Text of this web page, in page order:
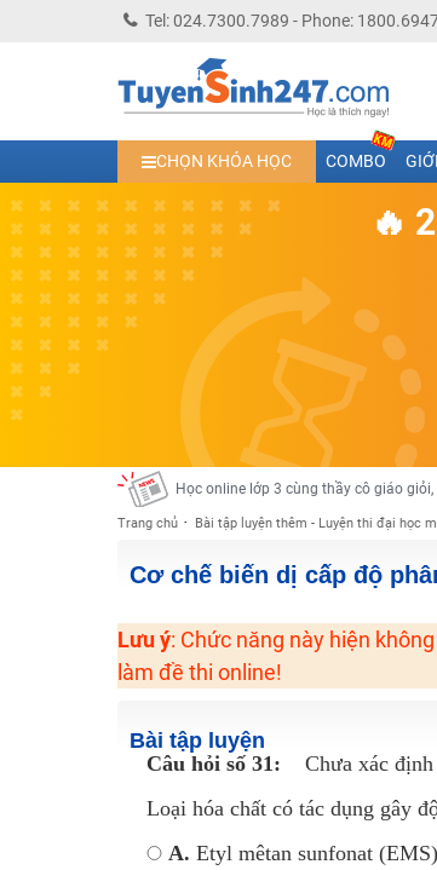
Tel: 024.7300.7989 - Phone:
CHỌN KHÓA HỌC COMBO
🔥
Học trực tuyến lớp 10 các môn Toán -
Học online trực tuyến cấp Tiểu học và
Học online lớp 5 cùng thầy cô giáo giỏi,
Học online lớp 7 cùng thầy cô giáo giỏi
Học online lớp 6 cùng thầy cô giỏi, nổi
Học online lớp 8 cùng thầy cô giáo giỏi
2K13! Bứt Phá Lớp 5 Năm Học 2023 -
Học online lớp 4 cùng thầy cô giáo giỏi,
Học online lớp 3 cùng thầy cô giáo giỏi,
Học online lớp 2 với thầy cô giáo giỏi,
2K6! Lộ Trình Sun 2024 - Ba bước
Khuyến Mãi Khoá Học 1K Chỉ Từ 11-
Đồng giá khóa học 499K - 399K (13/11-
Khai giảng khóa Ngữ văn 7 - xây nền
Trang chủ Bài tập luyện thêm - Luyện thi đại học
Cơ chế biến dị cấp độ
Lưu ý: Chức năng này hiện
làm đề thi online!
Bài tập luyện
Câu hỏi số 31:
Chưa xác định
Loại hóa chất có tác dụng gây
A. Etyl mêtan sunfonat